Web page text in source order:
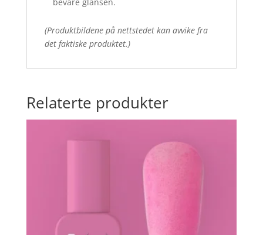
(Produktbildene på nettstedet kan avvike fra
det faktiske produktet.)
Relaterte produkter